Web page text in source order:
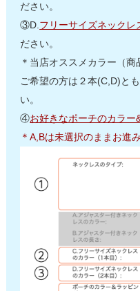
ださい。
③D. フリーサイズネックレ
ださい。
＊当店オススメカラー（
ご希望の方は２本(C,D)と
い。
④お好きなポーチのカラー
＊A,Bは未選択のままお進